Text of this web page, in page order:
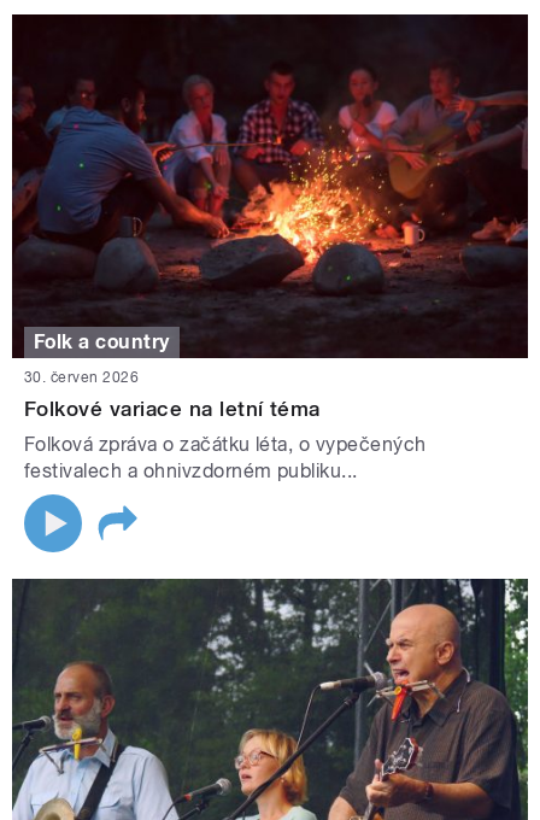
Folk a country
30. červen 2026
Folkové variace na letní téma
Folková zpráva o začátku léta, o vypečených
festivalech a ohnivzdorném publiku...